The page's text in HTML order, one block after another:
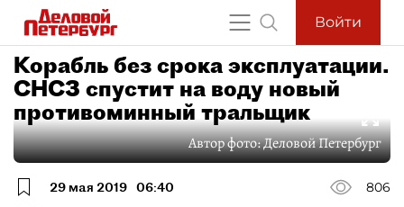
Войти
Корабль без срока эксплуатации.
СНСЗ спустит на воду новый
противоминный тральщик
Автор фото:Деловой Петербург
29 мая 2019 06:40
806